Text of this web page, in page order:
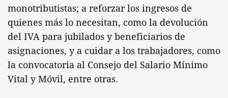
monotributistas; a reforzar los ingresos de
quienes más lo necesitan, como la devolución
del IVA para jubilados y beneficiarios de
asignaciones, y a cuidar a los trabajadores, como
la convocatoria al Consejo del Salario Mínimo
Vital y Móvil, entre otras.